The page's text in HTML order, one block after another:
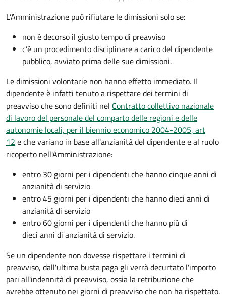
L’Amministrazione può rifiutare le dimissioni solo se:
non è decorso il giusto tempo di preavviso
c’è un procedimento disciplinare a carico del dipendente
pubblico, avviato prima delle sue dimissioni.
Le dimissioni volontarie non hanno effetto immediato. Il
dipendente è infatti tenuto a rispettare dei termini di
preavviso che sono definiti nel Contratto collettivo nazionale
di lavoro del personale del comparto delle regioni e delle
autonomie locali, per il biennio economico 2004-2005, art
12 e che variano in base all'anzianità del dipendente e al ruolo
ricoperto nell'Amministrazione:
entro 30 giorni per i dipendenti che hanno cinque anni di
anzianità di servizio
entro 45 giorni per i dipendenti che hanno dieci anni di
anzianità di servizio
entro 60 giorni per i dipendenti che hanno più di
dieci anni di anzianità di servizio.
Se un dipendente non dovesse rispettare i termini di
preavviso, dall'ultima busta paga gli verrà decurtato l'importo
pari all'indennità di preavviso, ossia la retribuzione che
avrebbe ottenuto nei giorni di preavviso che non ha rispettato.